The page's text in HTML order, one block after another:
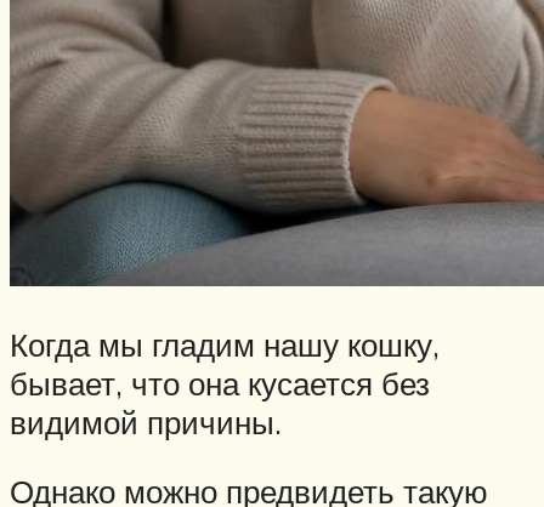
Когда мы гладим нашу кошку,
бывает, что она кусается без
видимой причины.
Однако можно предвидеть такую